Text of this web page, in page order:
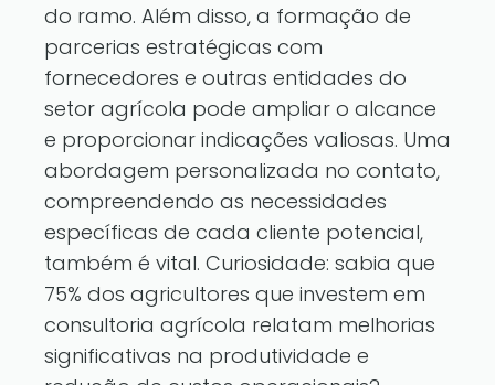
do ramo. Além disso, a formação de
parcerias estratégicas com
fornecedores e outras entidades do
setor agrícola pode ampliar o alcance
e proporcionar indicações valiosas. Uma
abordagem personalizada no contato,
compreendendo as necessidades
específicas de cada cliente potencial,
também é vital. Curiosidade: sabia que
75% dos agricultores que investem em
consultoria agrícola relatam melhorias
significativas na produtividade e